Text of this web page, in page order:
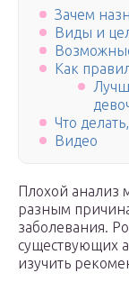
Зачем
Виды и
Как
Что
Видео
Плохой анализ
разным
заболевания.
существующих
изучить